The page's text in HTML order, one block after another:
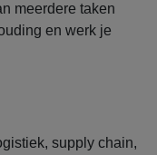
meerdere taken
en werk je
supply chain,